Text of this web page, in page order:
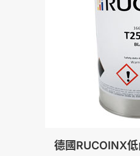
德國RUCOINX